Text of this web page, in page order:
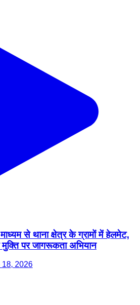
से थाना क्षेत्र के ग्रामों में हेलमेट,
पर जागरूकता अभियान
18, 2026